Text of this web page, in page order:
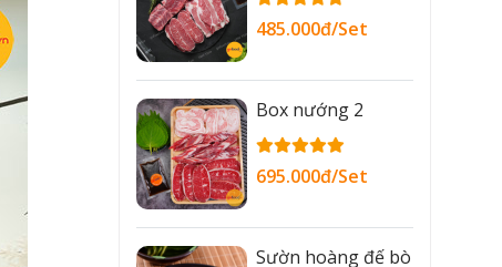
485.000đ/Set
Box nướng 2
695.000đ/Set
Sườn hoàng đế bò